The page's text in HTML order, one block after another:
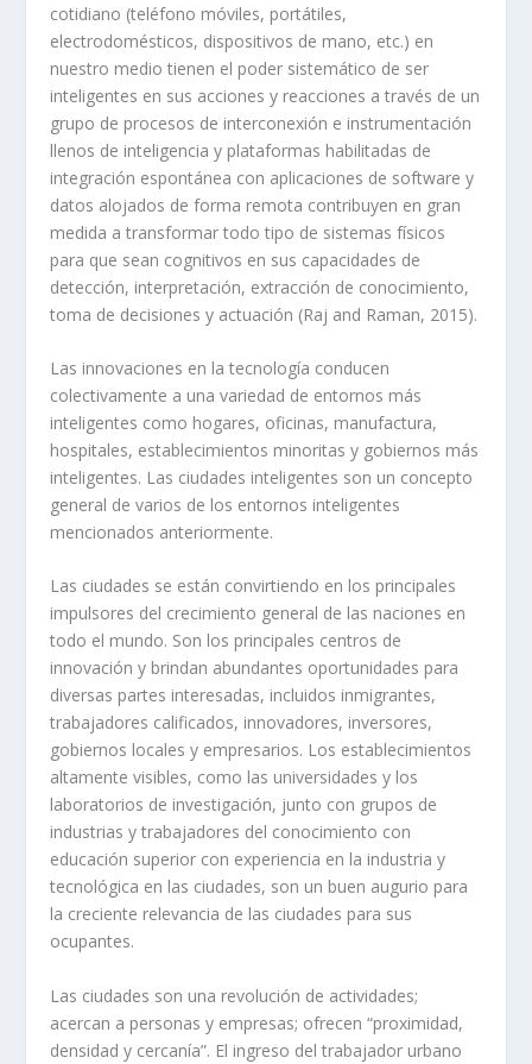
cotidiano (teléfono móviles, portátiles,
electrodomésticos, dispositivos de mano, etc.) en
nuestro medio tienen el poder sistemático de ser
inteligentes en sus acciones y reacciones a través de un
grupo de procesos de interconexión e instrumentación
llenos de inteligencia y plataformas habilitadas de
integración espontánea con aplicaciones de software y
datos alojados de forma remota contribuyen en gran
medida a transformar todo tipo de sistemas físicos
para que sean cognitivos en sus capacidades de
detección, interpretación, extracción de conocimiento,
toma de decisiones y actuación (Raj and Raman, 2015).
Las innovaciones en la tecnología conducen
colectivamente a una variedad de entornos más
inteligentes como hogares, oficinas, manufactura,
hospitales, establecimientos minoritas y gobiernos más
inteligentes. Las ciudades inteligentes son un concepto
general de varios de los entornos inteligentes
mencionados anteriormente.
Las ciudades se están convirtiendo en los principales
impulsores del crecimiento general de las naciones en
todo el mundo. Son los principales centros de
innovación y brindan abundantes oportunidades para
diversas partes interesadas, incluidos inmigrantes,
trabajadores calificados, innovadores, inversores,
gobiernos locales y empresarios. Los establecimientos
altamente visibles, como las universidades y los
laboratorios de investigación, junto con grupos de
industrias y trabajadores del conocimiento con
educación superior con experiencia en la industria y
tecnológica en las ciudades, son un buen augurio para
la creciente relevancia de las ciudades para sus
ocupantes.
Las ciudades son una revolución de actividades;
acercan a personas y empresas; ofrecen “proximidad,
densidad y cercanía”. El ingreso del trabajador urbano